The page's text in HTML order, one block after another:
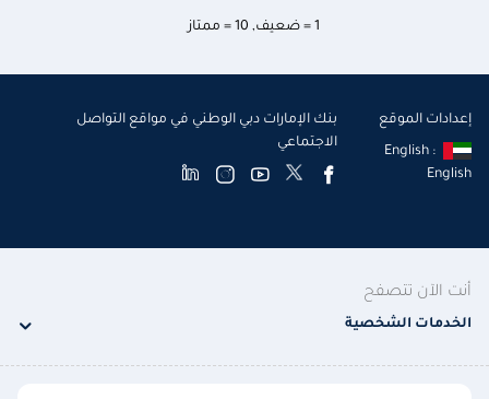
1 = ضعيف , 10 = ممتاز
إعدادات الموقع
English :
English
بنك الإمارات دبي الوطني في مواقع التواصل
الاجتماعي
أنت الآن تتصفح
الخدمات الشخصية